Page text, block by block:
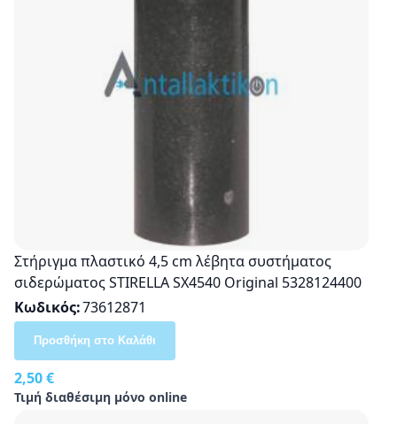
Στήριγμα πλαστικό 4,5 cm λέβητα συστήματος
σιδερώματος STIRELLA SX4540 Οriginal 5328124400
Κωδικός 73612871
2,50 €
Τιμή διαθέσιμη μόνο online
Προσθήκη στο Καλάθι